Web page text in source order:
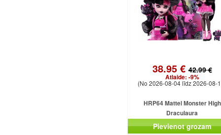
38.95 €42.99 €
Atlaide: -9%
(No 2026-08-04 līdz 2026-08-
HRP64 Mattel Monster High
Draculaura
Pievienot grozam